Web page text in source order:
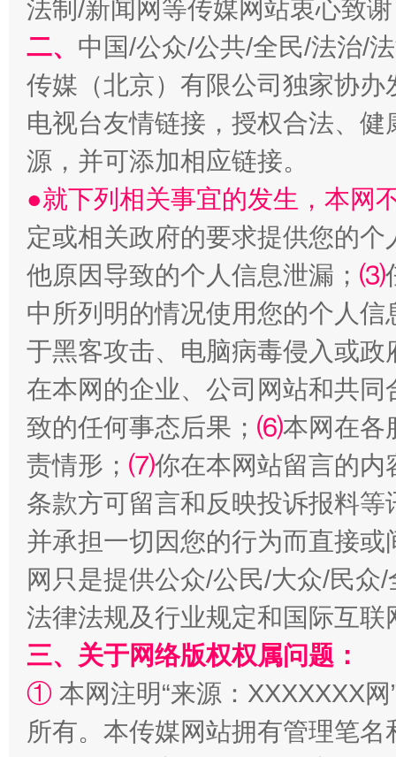
揭开“小金库”的免责幌子
受贿1.44亿！段成刚被判无期 从幼
全民健身五年计划来了！等你上场
法制/新闻网等传媒网站衷心致
二、 中国/公众/公共/全民/法治/
传媒（北京）有限公司独家协
电视台友情链接，授权合法、
源，并可添加相应链接。
●就下列相关事宜的发生，本网
定或相关政府的要求提供您的个
他原因导致的个人信息泄漏； ⑶
中所列明的情况使用您的个人
于黑客攻击、电脑病毒侵入或
在本网的企业、公司网站和共
致的任何事态后果； ⑹本网在各
责情形； ⑺你在本网站留言的内
条款方可留言和反映投诉报料
并承担一切因您的行为而直接
网只是提供公众/公民/大众/民
法律法规及行业规定和国际互
三、关于网络版权权属问题：
① 本网注明“来源：XXXXXXX
所有。本传媒网站拥有管理笔